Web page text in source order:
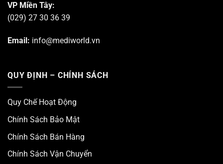
VP Miền Tây:
(029) 27 30 36 39
Email: info@mediworld.vn
QUY ĐỊNH – CHÍNH SÁCH
Quy Chế Hoạt Động
Chính Sách Bảo Mật
Chính Sách Bán Hàng
Chính Sách Vận Chuyển